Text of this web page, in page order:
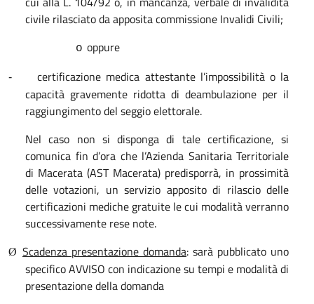
civile rilasciato da apposita commissione Invalidi Civili;
o oppure
-
certificazione medica attestante l’impossibilità o la
capacità gravemente ridotta di deambulazione per il
raggiungimento del seggio elettorale.
Nel caso non si disponga di tale certificazione, si
comunica fin d’ora che l’Azienda Sanitaria Territoriale
di Macerata (AST Macerata) predisporrà, in prossimità
delle votazioni, un servizio apposito di rilascio delle
certificazioni mediche gratuite le cui modalità verranno
successivamente rese note.
Ø Scadenza presentazione domanda: sarà pubblicato uno
specifico AVVISO con indicazione su tempi e modalità di
presentazione della domanda